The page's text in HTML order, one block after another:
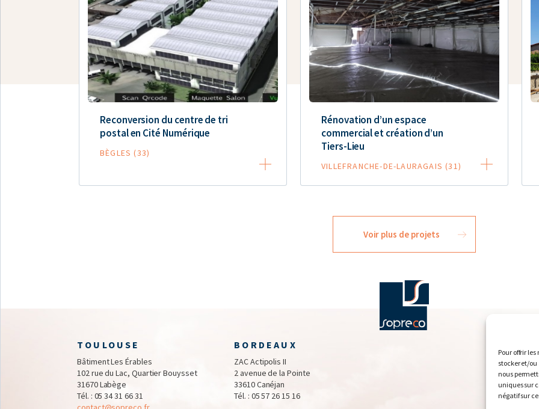
Pour offrir
stocker et/
nous
uniques sur
négatif sur
Reconversion du centre de tri
postal en Cité Numérique
BÈGLES (33)
Rénovation d’un espace
commercial et création d’un
Tiers-Lieu
VILLEFRANCHE-DE-LAURAGAIS (31)
Voir plus de projets
TOULOUSE
Bâtiment Les Érables
102 rue du Lac, Quartier Bouysset
31670 Labège
Tél. : 05 34 31 66 31
BORDEAUX
ZAC Actipolis II
2 avenue de la Pointe
33610 Canéjan
Tél. : 05 57 26 15 16